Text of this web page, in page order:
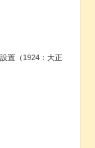
（1924：大正